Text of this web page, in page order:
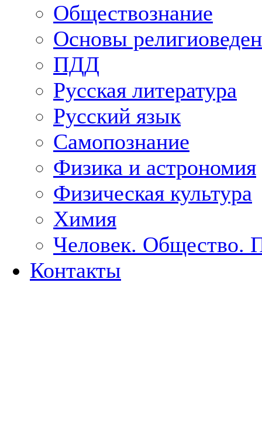
Обществознание
Основы
ПДД
Русская литература
Русский язык
Самопознание
Физика и астрономия
Физическая культура
Химия
Человек. Общество.
Контакты